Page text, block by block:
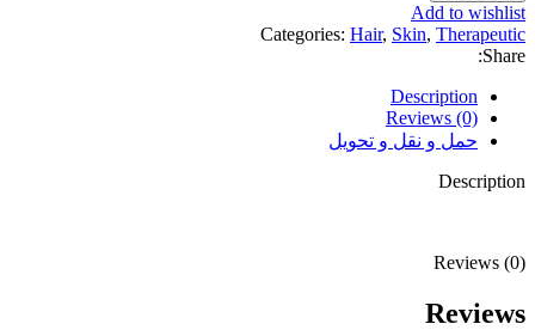
Add to wishlist
Categories: Hair, Skin, Therapeutic
Share:
Description
Reviews (0)
حمل و نقل و تحویل
Description
Reviews (0)
Reviews